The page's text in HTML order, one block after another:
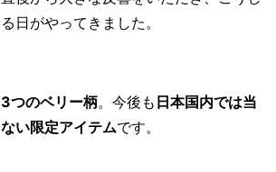
日がやってきました。
3つのベリー柄。今後も 日本国内では当
い限定アイテムです。